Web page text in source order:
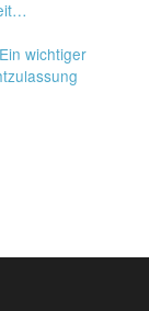
wichtiger